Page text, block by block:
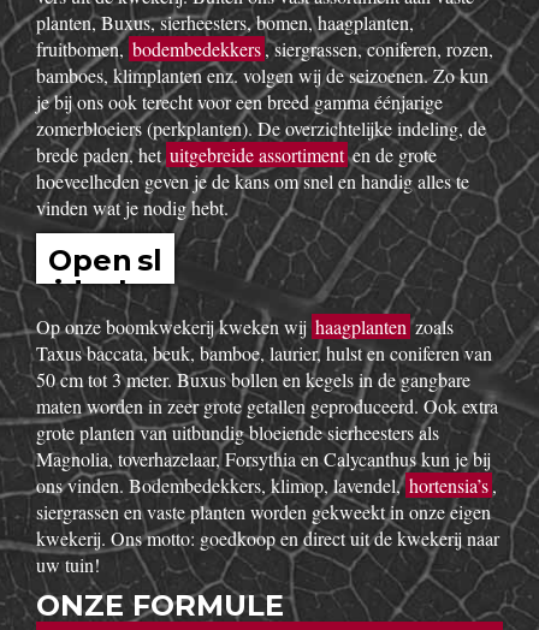
planten, Buxus, sierheesters, bomen, haagplanten,
fruitbomen, bodembedekkers, siergrassen, coniferen, rozen,
bamboes, klimplanten enz. volgen wij de seizoenen. Zo kun
je bij ons ook terecht voor een breed gamma éénjarige
zomerbloeiers (perkplanten). De overzichtelijke indeling, de
brede paden, hetuitgebreide assortimenten de grote
hoeveelheden geven je de kans om snel en handig alles te
vinden wat je nodig hebt.
Open sl
idesho
w
Op onze boomkwekerij kweken wij haagplantenzoals
Taxus baccata, beuk, bamboe, laurier, hulst en coniferen van
50 cm tot 3 meter. Buxus bollen en kegels in de gangbare
maten worden in zeer grote getallen geproduceerd. Ook extra
grote planten van uitbundig bloeiende sierheesters als
Magnolia, toverhazelaar, Forsythia en Calycanthus kun je bij
ons vinden. Bodembedekkers, klimop, lavendel,hortensia’s,
siergrassen en vaste planten worden gekweekt in onze eigen
kwekerij. Ons motto: goedkoop en direct uit de kwekerij naar
uw tuin!
ONZE FORMULE